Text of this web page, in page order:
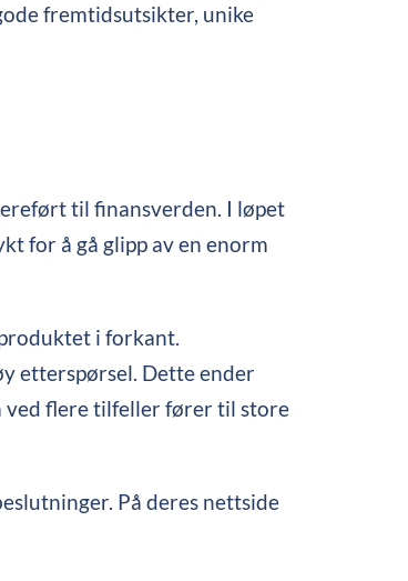
fremtidsutsikter, unike
til finansverden. I løpet
for å gå glipp av en enorm
i forkant.
etterspørsel. Dette ender
ved flere tilfeller fører til store
På deres nettside